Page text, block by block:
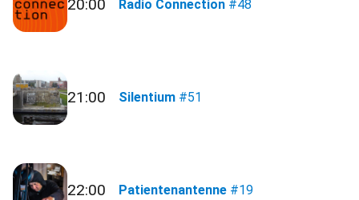
20:00 Radio Connection #48
21:00 Silentium #51
22:00 Patientenantenne #19